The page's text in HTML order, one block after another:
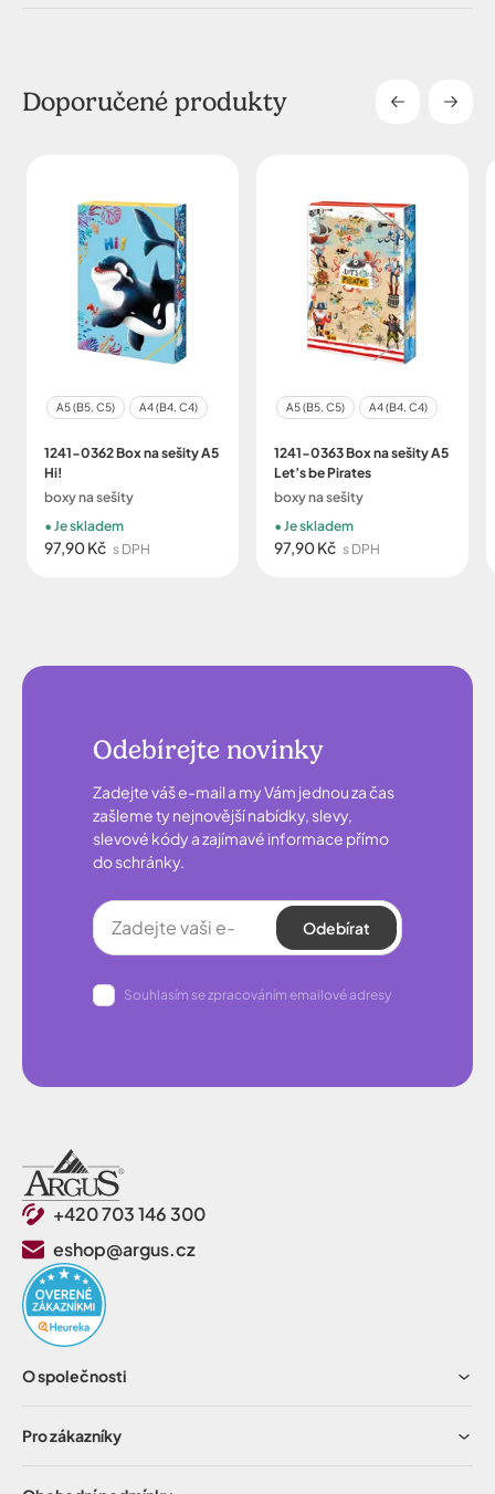
Doporučené produkty
A5 (B5, C5) A4 (B4, C4)
1241-0362 Box na sešity A5
Hi!
boxy na sešity
97,90 Kč s DPH
Je skladem
A5 (B5, C5) A4 (B4, C4)
1241-0363 Box na sešity A5
Let’s be Pirates
boxy na sešity
97,90 Kč s DPH
Je skladem
Odebírejte novinky
Zadejte váš e-mail a my Vám jednou za čas
zašleme ty nejnovější nabídky, slevy,
slevové kódy a zajímavé informace přímo
do schránky.
Odebírat
Souhlasím se zpracováním emailové adresy
+420 703 146 300
eshop@argus.cz
O společnosti
Pro zákazníky